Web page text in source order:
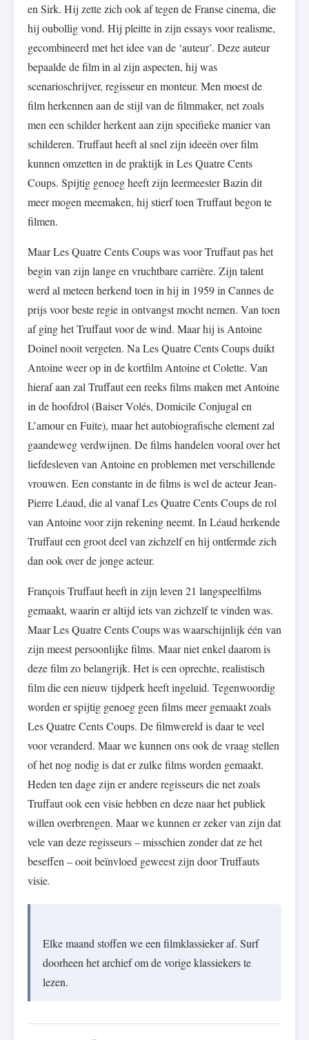
en Sirk. Hij zette zich ook af tegen de Franse cinema, die
hij oubollig vond. Hij pleitte in zijn essays voor realisme,
gecombineerd met het idee van de ‘auteur’. Deze auteur
bepaalde de film in al zijn aspecten, hij was
scenarioschrijver, regisseur en monteur. Men moest de
film herkennen aan de stijl van de filmmaker, net zoals
men een schilder herkent aan zijn specifieke manier van
schilderen. Truffaut heeft al snel zijn ideeën over film
kunnen omzetten in de praktijk in Les Quatre Cents
Coups. Spijtig genoeg heeft zijn leermeester Bazin dit
meer mogen meemaken, hij stierf toen Truffaut begon te
filmen.
Maar Les Quatre Cents Coups was voor Truffaut pas het
begin van zijn lange en vruchtbare carrière. Zijn talent
werd al meteen herkend toen in hij in 1959 in Cannes de
prijs voor beste regie in ontvangst mocht nemen. Van toen
af ging het Truffaut voor de wind. Maar hij is Antoine
Doinel nooit vergeten. Na Les Quatre Cents Coups duikt
Antoine weer op in de kortfilm Antoine et Colette. Van
hieraf aan zal Truffaut een reeks films maken met Antoine
in de hoofdrol (Baiser Volés, Domicile Conjugal en
L’amour en Fuite), maar het autobiografische element zal
gaandeweg verdwijnen. De films handelen vooral over het
liefdesleven van Antoine en problemen met verschillende
vrouwen. Een constante in de films is wel de acteur Jean-
Pierre Léaud, die al vanaf Les Quatre Cents Coups de rol
van Antoine voor zijn rekening neemt. In Léaud herkende
Truffaut een groot deel van zichzelf en hij ontfermde zich
dan ook over de jonge acteur.
François Truffaut heeft in zijn leven 21 langspeelfilms
gemaakt, waarin er altijd iets van zichzelf te vinden was.
Maar Les Quatre Cents Coups was waarschijnlijk één van
zijn meest persoonlijke films. Maar niet enkel daarom is
deze film zo belangrijk. Het is een oprechte, realistisch
film die een nieuw tijdperk heeft ingeluid. Tegenwoordig
worden er spijtig genoeg geen films meer gemaakt zoals
Les Quatre Cents Coups. De filmwereld is daar te veel
voor veranderd. Maar we kunnen ons ook de vraag stellen
of het nog nodig is dat er zulke films worden gemaakt.
Heden ten dage zijn er andere regisseurs die net zoals
Truffaut ook een visie hebben en deze naar het publiek
willen overbrengen. Maar we kunnen er zeker van zijn dat
vele van deze regisseurs – misschien zonder dat ze het
beseffen – ooit beïnvloed geweest zijn door Truffauts
visie.
Elke maand stoffen we een filmklassieker af. Surf
doorheen het archief om de vorige klassiekers te
lezen.